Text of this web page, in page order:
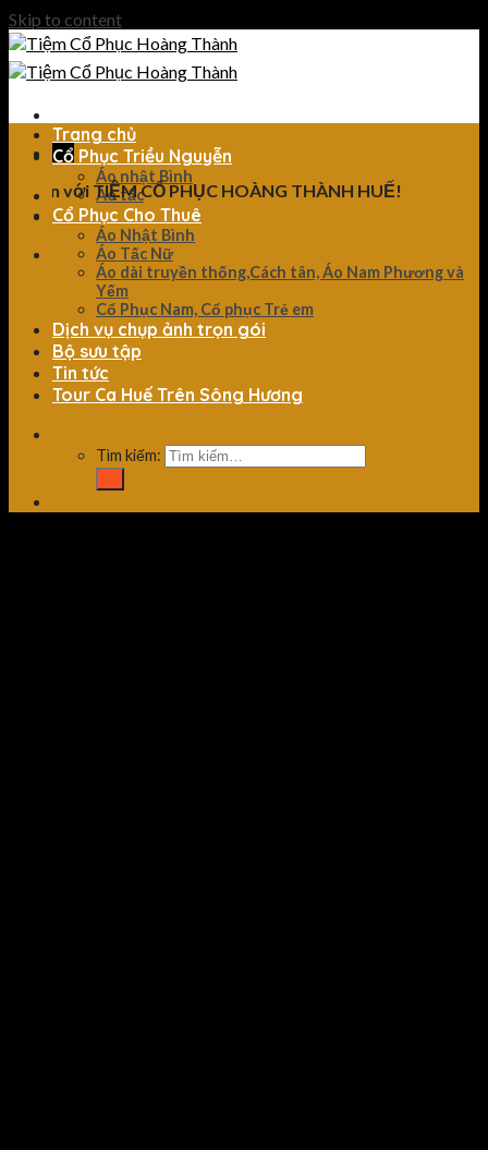
Skip to content
với TIỆM CỔ PHỤC HOÀNG THÀNH HUẾ!
Trang chủ
Cổ Phục Triều Nguyễn
Áo nhật Bình
Áo tấc
Cổ Phục Cho Thuê
Áo Nhật Bình
Áo Tấc Nữ
Áo dài truyền thống,Cách tân, Áo Nam Phương và
Yếm
Cổ Phục Nam, Cổ phục Trẻ em
Dịch vụ chụp ảnh trọn gói
Bộ sưu tập
Tin tức
Tour Ca Huế Trên Sông Hương
Tìm kiếm: